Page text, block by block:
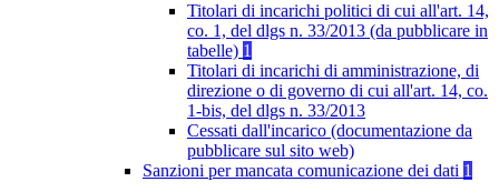
Titolari di incarichi politici di cui all'art. 14,
co. 1, del dlgs n. 33/2013 (da pubblicare in
tabelle) 1
Titolari di incarichi di amministrazione, di
direzione o di governo di cui all'art. 14, co.
1-bis, del dlgs n. 33/2013
Cessati dall'incarico (documentazione da
pubblicare sul sito web)
Sanzioni per mancata comunicazione dei dati 1